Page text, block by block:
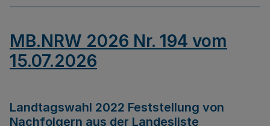
MB.NRW 2026 Nr. 194 vom
15.07.2026
Landtagswahl 2022 Feststellung von
Nachfolgern aus der Landesliste